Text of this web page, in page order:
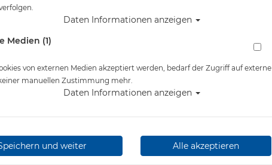
Herstellerpreis: 49,00 €
46,60 €*
Daten Informationen anzeigen
Medien (1)
von externen Medien akzeptiert werden, bedarf der Zugriff auf externe
manuellen Zustimmung mehr.
Daten Informationen anzeigen
und weiter Alle akzeptieren